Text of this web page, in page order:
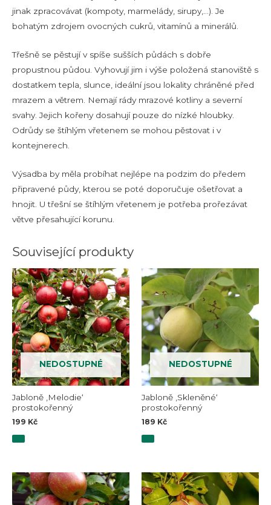
jinak zpracovávat (kompoty, marmelády, sirupy,…). Je
bohatým zdrojem ovocných cukrů, vitamínů a minerálů.
Třešně se pěstují v spíše sušších půdách s dobře
propustnou půdou. Vyhovují jim i výše položená stanoviště s
dostatkem tepla, slunce, ideální jsou lokality chráněné před
mrazem a větrem. Nemají rády mrazové kotliny a severní
svahy. Jejich kořeny dosahují pouze do nízké hloubky.
Odrůdy se štíhlým vřetenem se mohou pěstovat i v
kontejnerech.
Výsadba by měla probíhat nejlépe na podzim do předem
připravené půdy, kterou se poté doporučuje ošetřovat a
hnojit. U třešní se štíhlým vřetenem je potřeba prořezávat
větve přesahující korunu.
Související produkty
NEDOSTUPNÉ
Jabloně ‚Melodie‘
prostokořenný
199 Kč
NEDOSTUPNÉ
Jabloně ‚Skleněné‘
prostokořenný
189 Kč